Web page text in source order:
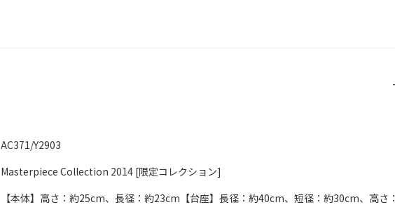
AC371/Y2903
Masterpiece Collection 2014 [限定コレクション]
【本体】高さ：約25cm、長径：約23cm【台座】長径：約40cm、短径：約30cm、高さ：